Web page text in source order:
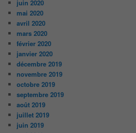
juin 2020
mai 2020
avril 2020
mars 2020
février 2020
janvier 2020
décembre 2019
novembre 2019
octobre 2019
septembre 2019
août 2019
juillet 2019
juin 2019